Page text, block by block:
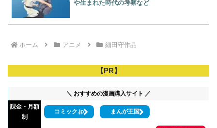
や生まれた時代の考察など
ホーム アニメ 細田守作品
【PR】
＼ おすすめの漫画購入サイト ／
課金・月額
制
コミック.jp まんが王国